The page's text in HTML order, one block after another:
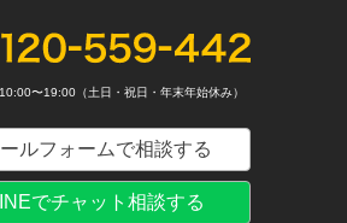
〜19:00（土日・祝日・年末年始休み）
ールフォームで相談する
でチャット相談する